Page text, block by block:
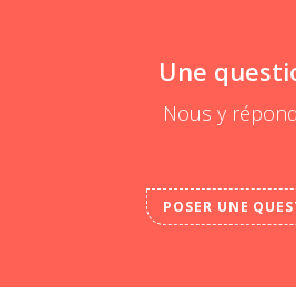
Une
Nous y
POSER UNE